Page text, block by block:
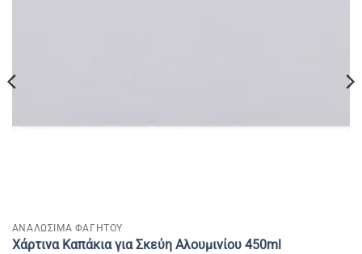
ΑΝΑΛΩΣΙΜΑ ΦΑΓΗΤΟΥ
Χάρτινα Καπάκια για Σκεύη Αλουμινίου 450ml